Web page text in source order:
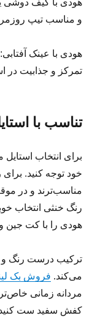
هودی با کیف دوشی
و مناسب تیپ
هودی با عینک
تمرکز و جذابیت در
تناسب با
برای انتخاب
خود توجه کنید.
مناسب‌ترند و در
رنگ خنثی انتخاب
هودی را با کت جین
ترکیب درست رنگ و
می‌کند. فروش بک
مردانه زمانی
کفش سفید ست